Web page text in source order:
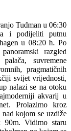
Tuđman u 06:30
i podijeliti putnu
u 08:20 h. Po
razgled
suvremene
pragmatičnih
svijet vrijednosti,
nalazi se na otoku
akvarij u
Prolazimo kroz
kojom se uzdiže
90m. Vidimo staru